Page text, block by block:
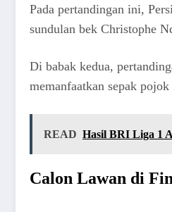
Pada pertandingan ini,
sundulan bek Christophe
Di babak kedua,
memanfaatkan sepak
READ Hasil BRI Liga 1
Calon Lawan di